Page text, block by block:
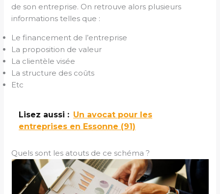
de son entreprise. On retrouve alors plusieurs
informations telles que :
Le financement de l’entreprise
La proposition de valeur
La clientèle visée
La structure des coûts
Etc
Lisez aussi : Un avocat pour les
entreprises en Essonne (91)
Quels sont les atouts de ce schéma ?